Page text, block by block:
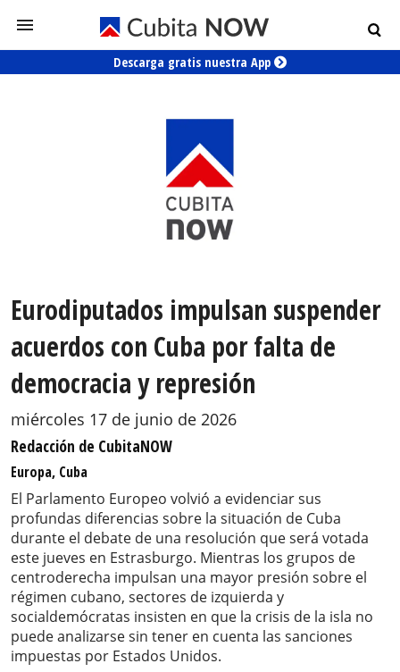
Descarga gratis nuestra App
Eurodiputados impulsan suspender
acuerdos con Cuba por falta de
democracia y represión
miércoles 17 de junio de 2026
Redacción de CubitaNOW
Europa, Cuba
El Parlamento Europeo volvió a evidenciar sus
profundas diferencias sobre la situación de Cuba
durante el debate de una resolución que será votada
este jueves en Estrasburgo. Mientras los grupos de
centroderecha impulsan una mayor presión sobre el
régimen cubano, sectores de izquierda y
socialdemócratas insisten en que la crisis de la isla no
puede analizarse sin tener en cuenta las sanciones
impuestas por Estados Unidos.